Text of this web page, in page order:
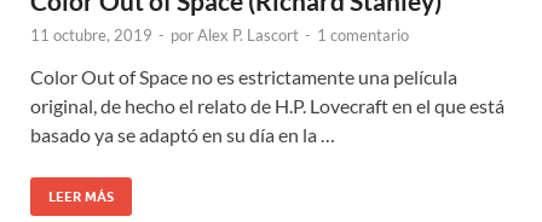
11 octubre, 2019 - porAlex P. Lascort - 1 comentario
Color Out of Space no es estrictamente una película
original, de hecho el relato de H.P. Lovecraft en el que está
basado ya se adaptó en su día en la …
LEER MÁS